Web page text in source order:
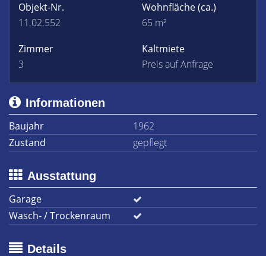
Objekt-Nr.
11.02.552
Wohnfläche(ca.)
65 m²
Zimmer
3
Kaltmiete
Preis auf Anfrage
Informationen
Baujahr
1962
Zustand
gepflegt
Ausstattung
Garage
Wasch- / Trockenraum
Details